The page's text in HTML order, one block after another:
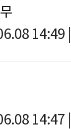
14:49
14:47